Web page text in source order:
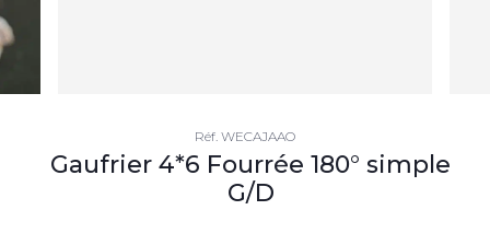
Réf. WECAJAAO
Gaufrier 4*6 Fourrée 180° simple
G/D